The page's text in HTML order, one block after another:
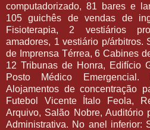
computadorizado, 81 bares e
105 guichês de vendas de
Fisioterapia, 2 vestiários
amadores, 1 vestiário p/árbitros.
de Imprensa Térrea, 6 Cabines
12 Tribunas de Honra, Edifício
Posto Médico Emergencial.
Alojamentos de concentração
Futebol Vicente Ítalo Feola,
Arquivo, Salão Nobre, Auditório
Administrativa. No anel inferior: